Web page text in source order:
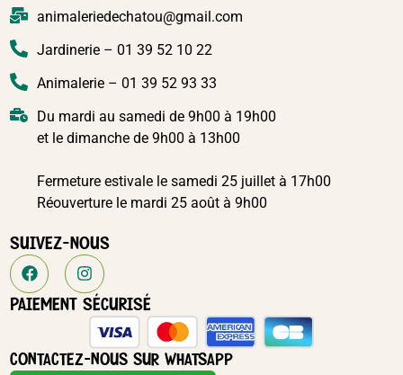
SUIVEZ-NOUS
PAIEMENT SÉCURISÉ
CONTACTEZ-NOUS SUR WHATSAPP
animaleriedechatou@gmail.com
Jardinerie – 01 39 52 10 22
Animalerie – 01 39 52 93 33
Du mardi au samedi de 9h00 à 19h00
et le dimanche de 9h00 à 13h00
Fermeture estivale le samedi 25 juillet à 17h00
Réouverture le mardi 25 août à 9h00